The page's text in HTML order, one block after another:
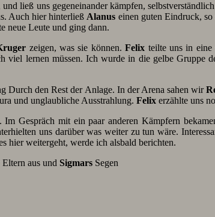
ließ uns gegeneinander kämpfen,
Auch hier hinterließ Alanus einen guten Eindruck,
neue Leute und ging dann.
zeigen, was sie können.Felix teilte uns in eine
viel lernen müssen. Ich wurde in die gelbe Gruppe
Durch den Rest der Anlage. In der Arena sahen wir
und unglaubliche Ausstrahlung. Felix erzählte uns
Gespräch mit ein paar anderen Kämpfern
uns darüber was weiter zu tun wäre.
hier weitergeht, werde ich alsbald berichten.
aus und Sigmars Segen